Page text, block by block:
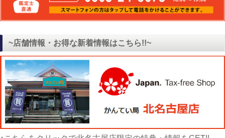
~店舗情報・お得な新着情報はこちら!!~